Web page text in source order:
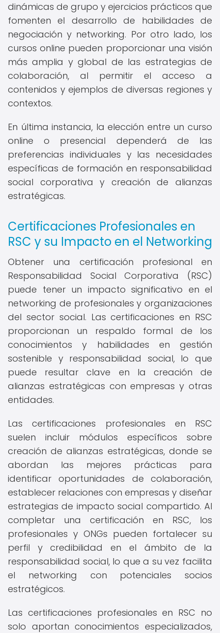
dinámicas de grupo y ejercicios prácticos que
fomenten el desarrollo de habilidades de
negociación y networking. Por otro lado, los
cursos online pueden proporcionar una visión
más amplia y global de las estrategias de
colaboración, al permitir el acceso a
contenidos y ejemplos de diversas regiones y
contextos.
En última instancia, la elección entre un curso
online o presencial dependerá de las
preferencias individuales y las necesidades
específicas de formación en responsabilidad
social corporativa y creación de alianzas
estratégicas.
Certificaciones Profesionales en
RSC y su Impacto en el Networking
Obtener una certificación profesional en
Responsabilidad Social Corporativa (RSC)
puede tener un impacto significativo en el
networking de profesionales y organizaciones
del sector social. Las certificaciones en RSC
proporcionan un respaldo formal de los
conocimientos y habilidades en gestión
sostenible y responsabilidad social, lo que
puede resultar clave en la creación de
alianzas estratégicas con empresas y otras
entidades.
Las certificaciones profesionales en RSC
suelen incluir módulos específicos sobre
creación de alianzas estratégicas, donde se
abordan las mejores prácticas para
identificar oportunidades de colaboración,
establecer relaciones con empresas y diseñar
estrategias de impacto social compartido. Al
completar una certificación en RSC, los
profesionales y ONGs pueden fortalecer su
perfil y credibilidad en el ámbito de la
responsabilidad social, lo que a su vez facilita
el networking con potenciales socios
estratégicos.
Las certificaciones profesionales en RSC no
solo aportan conocimientos especializados,